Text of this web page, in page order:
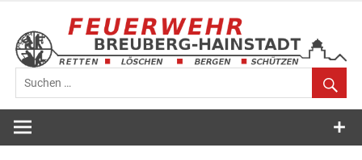
springen
Feuerwehr
Breuberg-